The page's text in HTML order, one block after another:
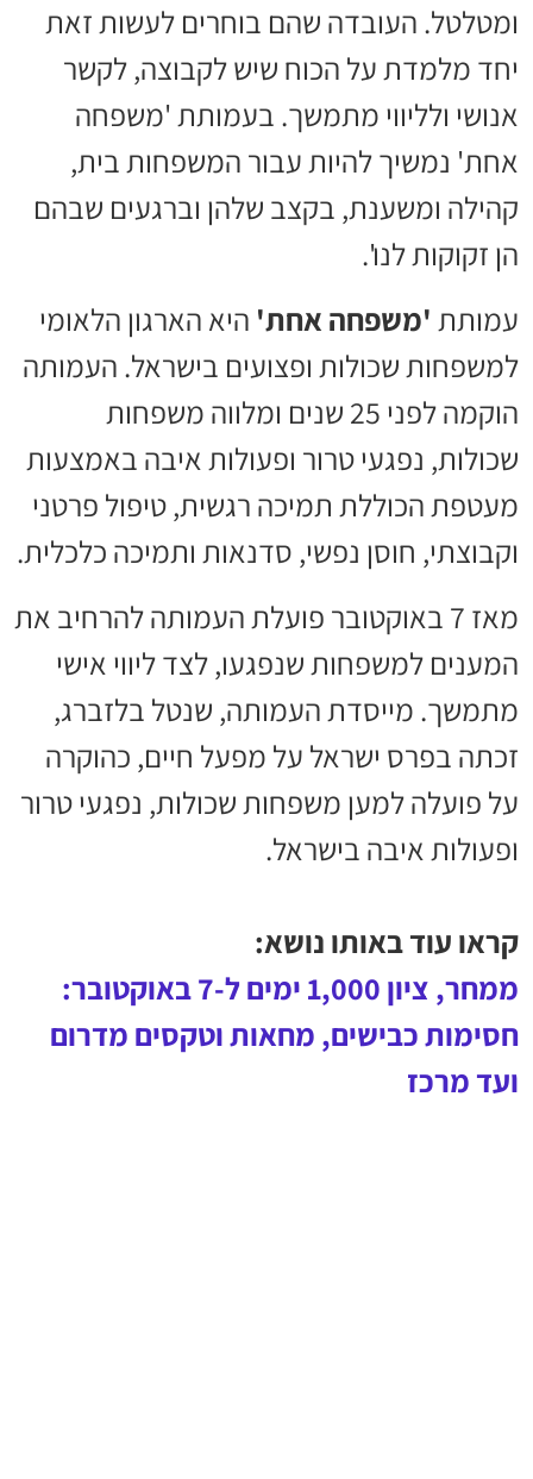
ומטלטל. העובדה שהם בוחרים לעשות זאת
יחד מלמדת על הכוח שיש לקבוצה, לקשר
אנושי ולליווי מתמשך. בעמותת 'משפחה
אחת' נמשיך להיות עבור המשפחות בית,
קהילה ומשענת, בקצב שלהן וברגעים שבהם
הן זקוקות לנו'.
עמותת 'משפחה אחת' היא הארגון הלאומי
למשפחות שכולות ופצועים בישראל. העמותה
הוקמה לפני 25 שנים ומלווה משפחות
שכולות, נפגעי טרור ופעולות איבה באמצעות
מעטפת הכוללת תמיכה רגשית, טיפול פרטני
וקבוצתי, חוסן נפשי, סדנאות ותמיכה כלכלית.
מאז 7 באוקטובר פועלת העמותה להרחיב את
המענים למשפחות שנפגעו, לצד ליווי אישי
מתמשך. מייסדת העמותה, שנטל בלזברג,
זכתה בפרס ישראל על מפעל חיים, כהוקרה
על פועלה למען משפחות שכולות, נפגעי טרור
ופעולות איבה בישראל.
קראו עוד באותו נושא:
ממחר, ציון 1,000 ימים ל-7 באוקטובר:
חסימות כבישים, מחאות וטקסים מדרום
ועד מרכז